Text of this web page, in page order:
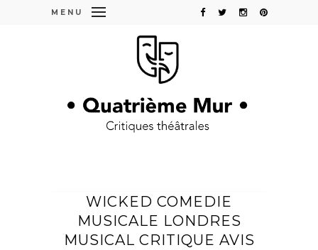
MENU
WICKED COMEDIE
MUSICALE LONDRES
MUSICAL CRITIQUE AVIS